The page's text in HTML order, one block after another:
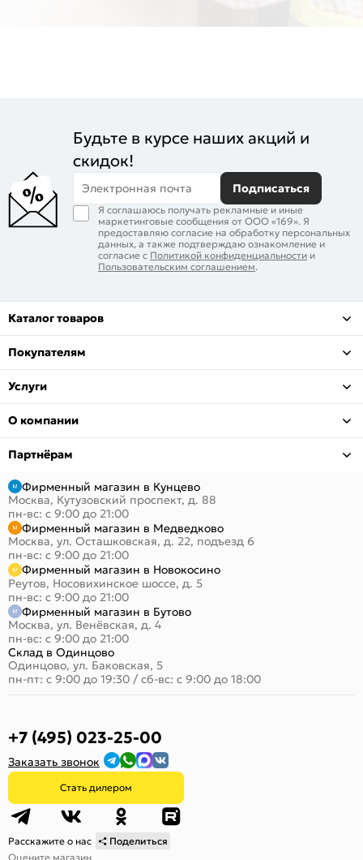
Будьте в курсе наших акций и
скидок!
Электронная почта Подписаться
Я соглашаюсь получать рекламные и иные
маркетинговые сообщения от ООО «169». Я
предоставляю согласие на обработку персональных
данных, а также подтверждаю ознакомление и
согласие с Политикой конфиденциальности и
Пользовательским соглашением.
Каталог товаров
Покупателям
Услуги
О компании
Партнёрам
Фирменный магазин в Кунцево
Москва, Кутузовский проспект, д. 88
пн-вс: с 9:00 до 21:00
Фирменный магазин в Медведково
Москва, ул. Осташковская, д. 22, подъезд 6
пн-вс: с 9:00 до 21:00
Фирменный магазин в Новокосино
Реутов, Носовихинское шоссе, д. 5
пн-вс: с 9:00 до 21:00
Фирменный магазин в Бутово
Москва, ул. Венёвская, д. 4
пн-вс: с 9:00 до 21:00
Склад в Одинцово
Одинцово, ул. Баковская, 5
пн-пт: с 9:00 до 19:30 / сб-вс: с 9:00 до 18:00
+7 (495) 023-25-00
Заказать звонок
Стать дилером
Расскажите о нас
Поделиться
Оцените магазин